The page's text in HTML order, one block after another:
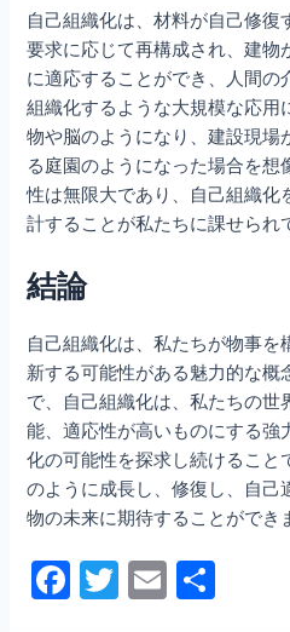
自己組織化は、材料が自己修復
要求に応じて再構成され、建物
に適応することができ、人間の
組織化するような大規模な応用
物や脳のようになり、建設現場
る庭園のようになった場合を想
性は無限大であり、自己組織化
計することが私たちに課せられ
結論
自己組織化は、私たちが物事を
新する可能性がある魅力的な概
で、自己組織化は、私たちの世
能、適応性が高いものにする強
化の可能性を探求し続けること
のように成長し、修復し、自己
物の未来に期待することができ
F
T
E